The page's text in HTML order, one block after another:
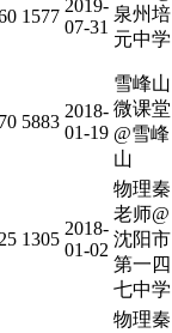
1577
2019-
07-31
泉州培
元中学
5883
2018-
01-19
雪峰山
微课堂
@雪峰
山
1305
2018-
01-02
物理秦
老师@
沈阳市
第一四
七中学
物理秦